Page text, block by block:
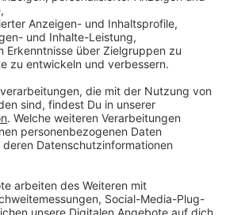
offiziell am Mittwoch (25.08.).
Eröffnungsshow, die Opening
wieder vom Spielejournalisten
Das Ganze wird wohl wieder
mit Interviews, vielen
So war das auch letztes Jahr
nett. Dann kommen noch viele
die Tage verteilt – spezielle
Show von einem großen
Das Gamescom Studio, dass